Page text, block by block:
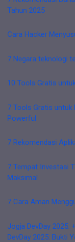
Tahun 2025
Cara Hacker
7 Negara teknologi
10 Tools Gratis
7 Tools Gratis untuk
Powerful
7 Rekomendasi
7 Tempat Investasi
Maksimal
7 Cara Aman
Jogja DevDay 2025:
DevDay 2025: Bukti